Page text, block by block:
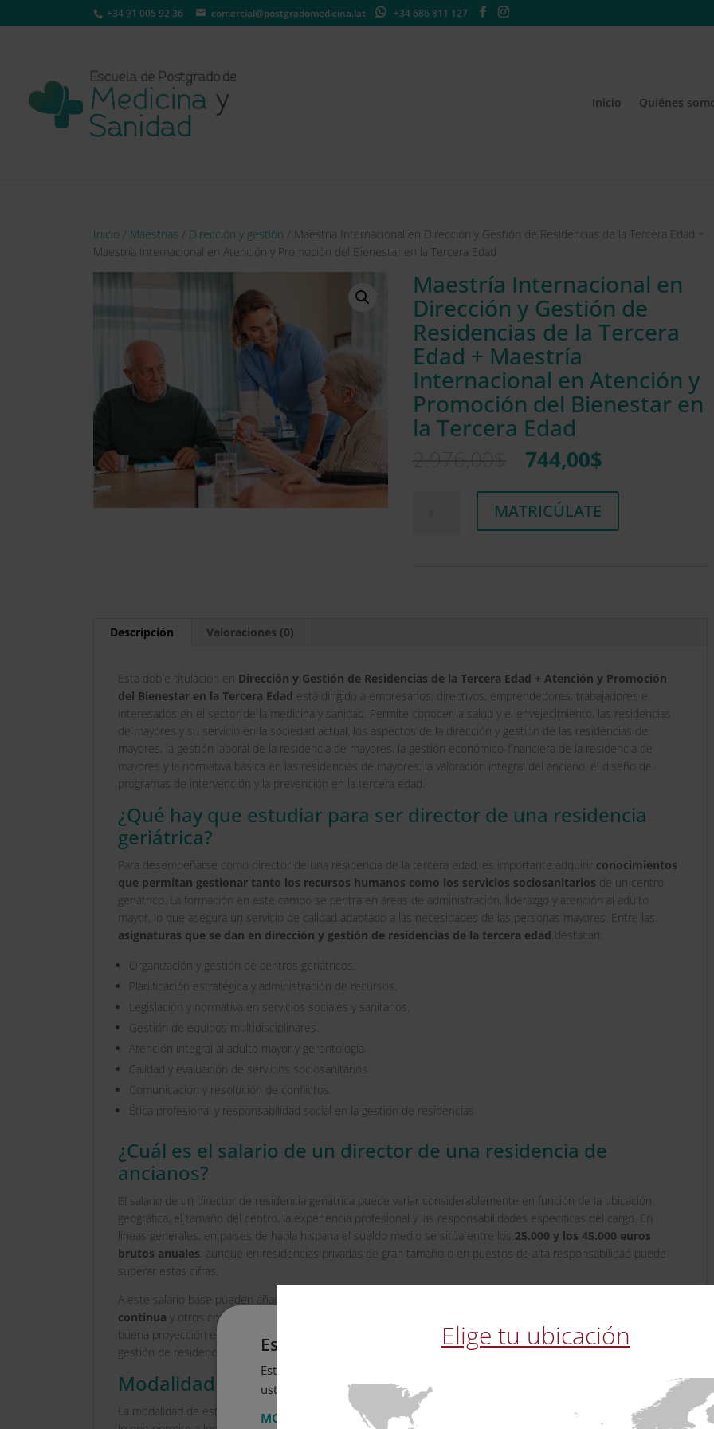
+34 91 005 92 36 comercial@postgradomedicina.lat +34 686 811 127
Inicio Quiénes
Inicio / Maestrías / Dirección y gestión / Maestría Internacional en Dirección y Gestión de Residencias de la Tercera Edad +
Maestría Internacional en Atención y Promoción del Bienestar en la Tercera Edad
Maestría Internacional en
Dirección y Gestión de
Residencias de la Tercera
Edad + Maestría
Internacional en Atención y
Promoción del Bienestar en
la Tercera Edad
El
precio
original
era:
2.976,00$.
744,00$
actual
744,00$.
Tercera
Edad
+
Maestría
Internacional
en
Atención
Promoción
en
la
Tercera
Edad
cantidad
MATRICÚLATE
e
:
Descripción Valoraciones (0)
Esta doble titulación en Dirección y Gestión de Residencias de la Tercera Edad + Atención y Promoción
del Bienestar en la Tercera Edad está dirigido a empresarios, directivos, emprendedores, trabajadores e
interesados en el sector de la medicina y sanidad. Permite conocer la salud y el envejecimiento, las residencias
de mayores y su servicio en la sociedad actual, los aspectos de la dirección y gestión de las residencias de
mayores, la gestión laboral de la residencia de mayores, la gestión económico-financiera de la residencia de
mayores y la normativa básica en las residencias de mayores, la valoración integral del anciano, el diseño de
programas de intervención y la prevención en la tercera edad.
¿Qué hay que estudiar para ser director de una residencia
geriátrica?
Para desempeñarse como director de una residencia de la tercera edad, es importante adquirir conocimientos
que permitan gestionar tanto los recursos humanos como los servicios sociosanitarios de un centro
geriátrico. La formación en este campo se centra en áreas de administración, liderazgo y atención al adulto
mayor, lo que asegura un servicio de calidad adaptado a las necesidades de las personas mayores. Entre las
asignaturas que se dan en dirección y gestión de residencias de la tercera edad destacan:
Organización y gestión de centros geriátricos.
Planificación estratégica y administración de recursos.
Legislación y normativa en servicios sociales y sanitarios.
Gestión de equipos multidisciplinares.
Atención integral al adulto mayor y gerontología.
Calidad y evaluación de servicios sociosanitarios.
Comunicación y resolución de conflictos.
Ética profesional y responsabilidad social en la gestión de residencias.
¿Cuál es el salario de un director de una residencia de
ancianos?
El salario de un director de residencia geriátrica puede variar considerablemente en función de la ubicación
geográfica, el tamaño del centro, la experiencia profesional y las responsabilidades específicas del cargo. En
líneas generales, en países de habla hispana el sueldo medio se sitúa entre los 25.000 y los 45.000 euros
brutos anuales, aunque en residencias privadas de gran tamaño o en puestos de alta responsabilidad puede
superar estas cifras.
A este salario base pueden añadirse
continua y otros complementos vinculados al rendimiento del centro. Por ello, se trata de una profesión con
buena proyección económica, especialmente para quienes cuentan con formación especializada en dirección y
gestión de residencias de la tercera edad.
Modalidad de estudio de la maestría
La modalidad de estudio de la maestría en dirección y gestión de residencias de la tercera edad es 100% online
Elige tu ubicación
Este sitio web utiliza cookies
Este sitio web usa cookies para mejorar la experiencia del usuario. Al utilizar
usted acepta todas las cookies de acuerdo con nuestra Política de cookies.Más
MOSTRAR TODOS LOS SOCIOS